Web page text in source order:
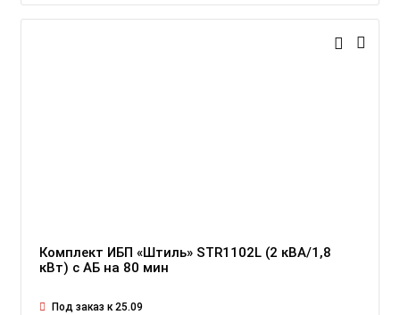
Комплект ИБП «Штиль» STR1102L (2 кВА/1,8
кВт) c АБ на 80 мин
Под заказ к 25.09